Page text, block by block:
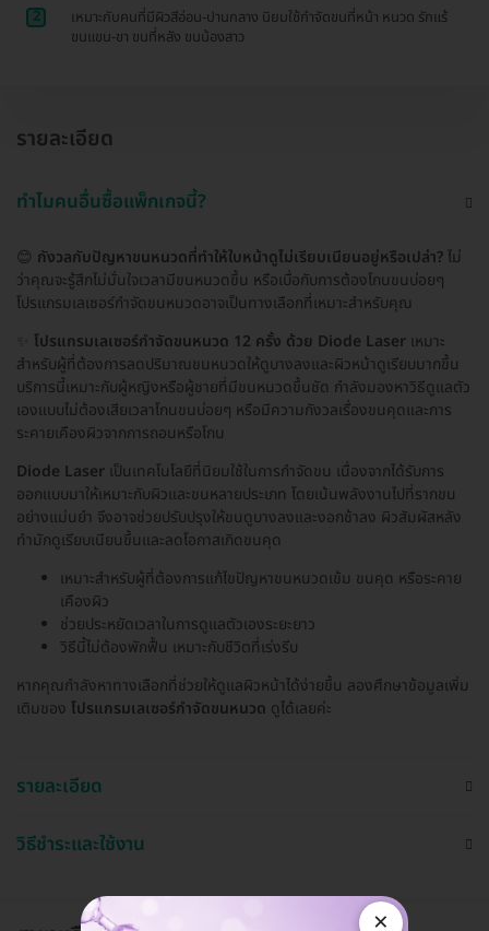
2
เหมาะกับคนที่มีผิวสีอ่อน-ปานกลาง นิยมใช้กำจัดขนที่หน้า หนวด รักแร้
ขนแขน-ขา ขนที่หลัง ขนน้องสาว
รายละเอียด
ทำไมคนอื่นซื้อแพ็กเกจนี้?
😊 กังวลกับปัญหาขนหนวดที่ทำให้ใบหน้าดูไม่เรียบเนียนอยู่หรือเปล่า? ไม่
ว่าคุณจะรู้สึกไม่มั่นใจเวลามีขนหนวดขึ้น หรือเบื่อกับการต้องโกนขนบ่อยๆ
โปรแกรมเลเซอร์กำจัดขนหนวดอาจเป็นทางเลือกที่เหมาะสำหรับคุณ
โปรแกรมเลเซอร์กำจัดขนหนวด 12 ครั้ง ด้วย Diode Laser เหมาะ
สำหรับผู้ที่ต้องการลดปริมาณขนหนวดให้ดูบางลงและผิวหน้าดูเรียบมากขึ้น
บริการนี้เหมาะกับผู้หญิงหรือผู้ชายที่มีขนหนวดขึ้นชัด กำลังมองหาวิธีดูแลตัว
เองแบบไม่ต้องเสียเวลาโกนขนบ่อยๆ หรือมีความกังวลเรื่องขนคุดและการ
ระคายเคืองผิวจากการถอนหรือโกน
Diode Laser เป็นเทคโนโลยีที่นิยมใช้ในการกำจัดขน เนื่องจากได้รับการ
ออกแบบมาให้เหมาะกับผิวและขนหลายประเภท โดยเน้นพลังงานไปที่รากขน
อย่างแม่นยำ จึงอาจช่วยปรับปรุงให้ขนดูบางลงและงอกช้าลง ผิวสัมผัสหลัง
ทำมักดูเรียบเนียนขึ้นและลดโอกาสเกิดขนคุด
เหมาะสำหรับผู้ที่ต้องการแก้ไขปัญหาขนหนวดเข้ม ขนคุด หรือระคาย
เคืองผิว
ช่วยประหยัดเวลาในการดูแลตัวเองระยะยาว
วิธีนี้ไม่ต้องพักฟื้น เหมาะกับชีวิตที่เร่งรีบ
หากคุณกำลังหาทางเลือกที่ช่วยให้ดูแลผิวหน้าได้ง่ายขึ้น ลองศึกษาข้อมูลเพิ่ม
เติมของ โปรแกรมเลเซอร์กำจัดขนหนวด ดูได้เลยค่ะ
รายละเอียด
วิธีชำระและใช้งาน